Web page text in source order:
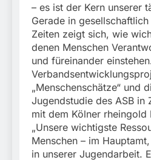
– es ist der Kern unserer
Gerade in
Zeiten zeigt sich, wie
denen Menschen
und füreinander
„Menschenschätze“ und
Jugendstudie des ASB in
mit dem Kölner rheingold
„Unsere wichtigste
Menschen – im
in unserer Jugendarbeit.